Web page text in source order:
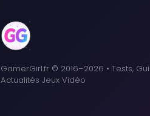
GamerGirl.fr © 2016–2026 • Tests,
Actualités Jeux Vidéo